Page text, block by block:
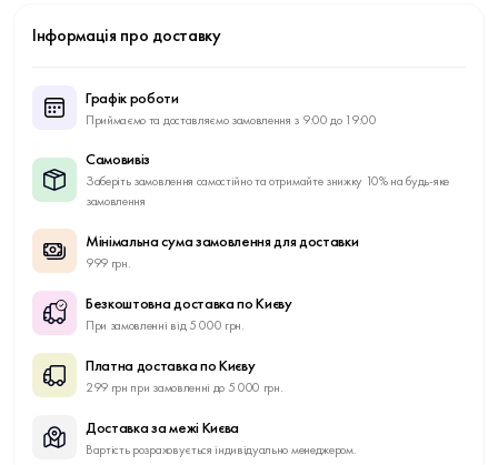
Інформація про доставку
Графік роботи
Приймаємо та доставляємо замовлення з 9:00 до 19:00
Самовивіз
Заберіть замовлення самостійно та отримайте знижку 10% на будь-яке
замовлення
Мінімальна сума замовлення для доставки
999 грн.
Безкоштовна доставка по Києву
При замовленні від 5 000 грн.
Платна доставка по Києву
299 грн при замовленні до 5 000 грн.
Доставка за межі Києва
Вартість розраховується індивідуально менеджером.